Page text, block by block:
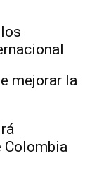
mejorar la
Colombia